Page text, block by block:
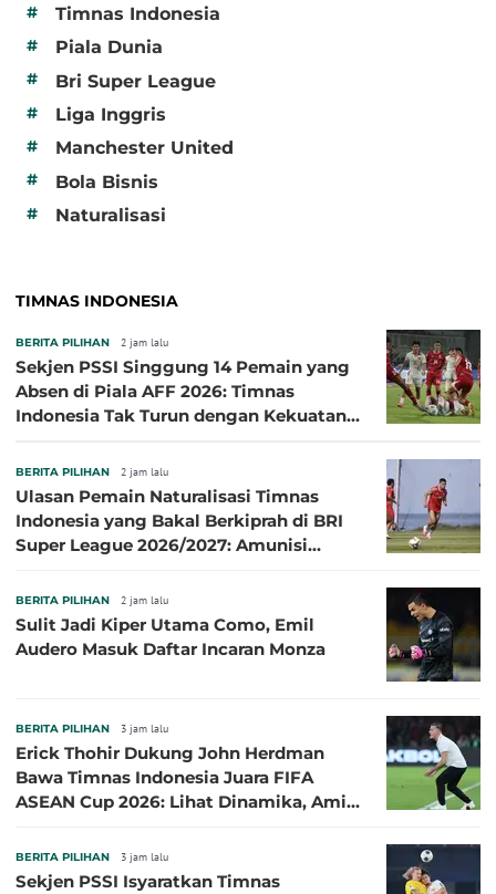
#
Timnas Indonesia
# Piala Dunia
# Bri Super League
# Liga Inggris
# Manchester United
# Bola Bisnis
# Naturalisasi
TIMNAS INDONESIA
BERITA PILIHAN 2 jam lalu
Sekjen PSSI Singgung 14 Pemain yang
Absen di Piala AFF 2026: Timnas
Indonesia Tak Turun dengan Kekuatan
BERITA PILIHAN 2 jam lalu
Ulasan Pemain Naturalisasi Timnas
Indonesia yang Bakal Berkiprah di BRI
Super League 2026/2027: Amunisi
BERITA PILIHAN 2 jam lalu
Sulit Jadi Kiper Utama Como, Emil
Audero Masuk Daftar Incaran Monza
BERITA PILIHAN 3 jam lalu
Erick Thohir Dukung John Herdman
Bawa Timnas Indonesia Juara FIFA
ASEAN Cup 2026: Lihat Dinamika, Amit-
BERITA PILIHAN 3 jam lalu
Sekjen PSSI Isyaratkan Timnas